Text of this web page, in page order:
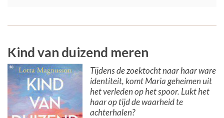
Kind van duizend meren
Tijdens de zoektocht naar haar ware
identiteit, komt Maria geheimen uit
het verleden op het spoor. Lukt het
haar op tijd de waarheid te
achterhalen?